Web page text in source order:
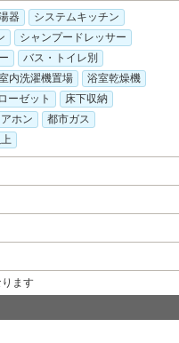
器
システムキッチン
シャンプードレッサー
バス・トイレ別
内洗濯機置場
浴室乾燥機
ーゼット
床下収納
ホン
都市ガス
ます